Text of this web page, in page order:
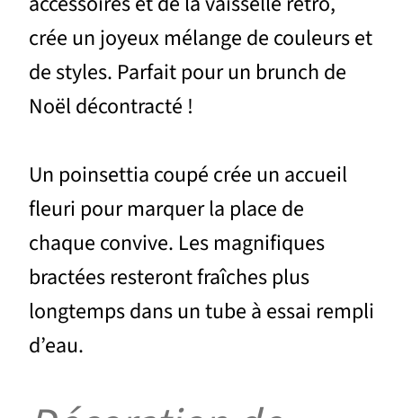
crée un joyeux mélange de couleurs et
de styles. Parfait pour un brunch de
Noël décontracté !
Un poinsettia coupé crée un accueil
fleuri pour marquer la place de
chaque convive. Les magnifiques
bractées resteront fraîches plus
longtemps dans un tube à essai rempli
d’eau.